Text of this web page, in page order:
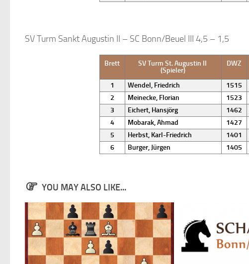
SV Turm Sankt Augustin II – SC Bonn/Beuel III 4,5 – 1,5
Brett
SV Turm St. Augustin II
(Spieler)
DWZ
1 Wendel, Friedrich 1515
2
Meinecke, Florian 1523
3
Eichert, Hansjörg 1462
4
Mobarak, Ahmad 1427
5
Herbst, Karl-Friedrich 1401
6
Burger, Jürgen 1405
YOU MAY ALSO LIKE...